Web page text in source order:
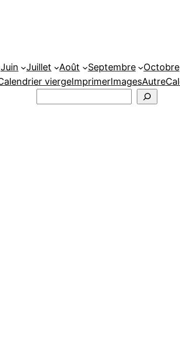
Juin Juillet Août Septembre Octobre
viergeImprimerImagesAutre